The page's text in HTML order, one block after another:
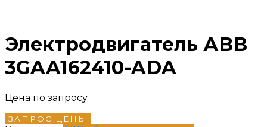
Электродвигатель АВВ
3GAA162410-ADA
Цена по запросу
ЗАПРОС ЦЕНЫ